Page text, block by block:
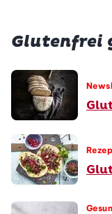
Glutenfrei